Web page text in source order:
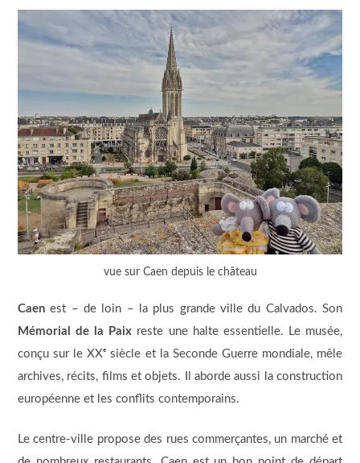
vue sur Caen depuis le château
Caenest – de loin – la plus grande ville du Calvados. Son
Mémorial de la Paix reste une halte essentielle. Le musée,
conçu sur le XXᵉ siècle et la Seconde Guerre mondiale, mêle
archives, récits, films et objets. Il aborde aussi la construction
européenne et les conflits contemporains.
Le centre-ville propose des rues commerçantes, un marché et